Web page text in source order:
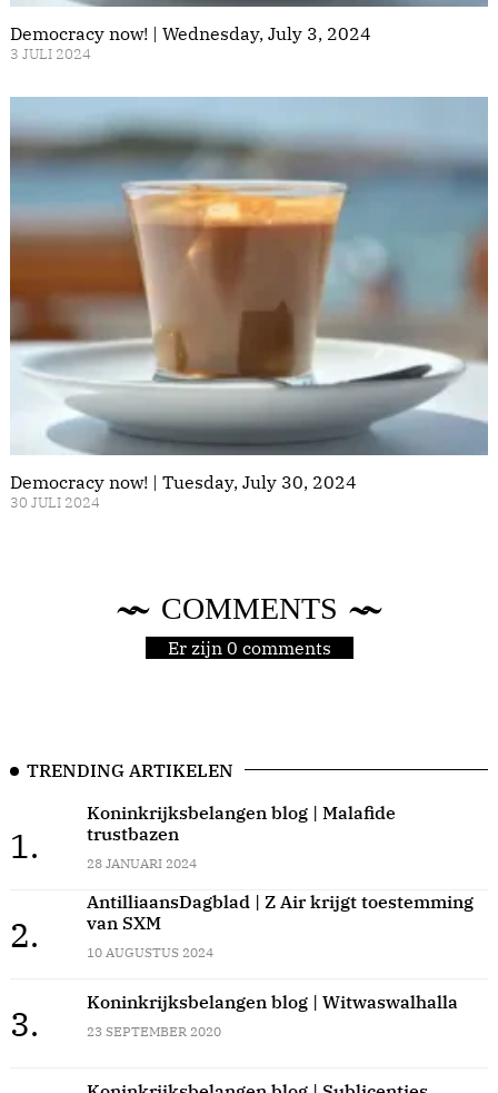
Democracy now! | Wednesday, July 3, 2024
3 JULI 2024
Democracy now! | Tuesday, July 30, 2024
30 JULI 2024
COMMENTS
Er zijn 0 comments
TRENDING ARTIKELEN
1.
Koninkrijksbelangen blog | Malafide
trustbazen
28 JANUARI 2024
2.
AntilliaansDagblad | Z Air krijgt toestemming
van SXM
10 AUGUSTUS 2024
3.
Koninkrijksbelangen blog | Witwaswalhalla
23 SEPTEMBER 2020